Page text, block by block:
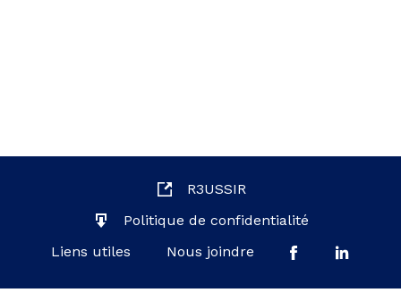
R3USSIR
Politique de confidentialité
Liens utiles
Nous joindre